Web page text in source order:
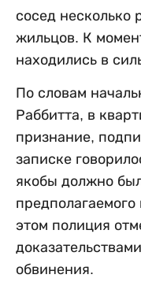
сосед несколько
жильцов. К
находились в
По словам
Раббитта, в
признание,
записке
якобы должно
этом полиция
обвинения.